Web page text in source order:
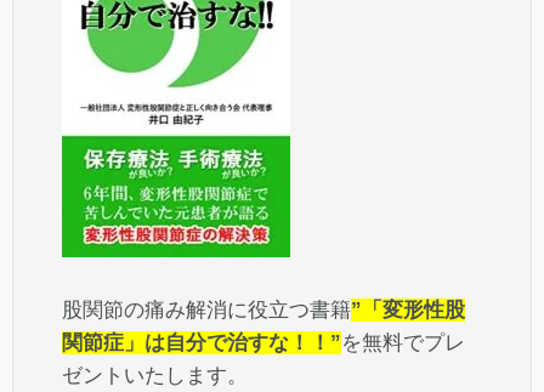
股関節の痛み解消に役立つ書籍”「変形性股
関節症」は自分で治すな！！”を無料でプレ
ゼントいたします。